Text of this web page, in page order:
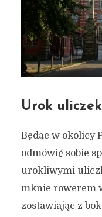
Urok
Będąc w okolicy
odmówić sobie
urokliwymi
mknie rowerem
zostawiając z